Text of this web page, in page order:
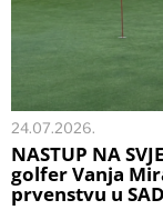
24.07.2026.
NASTUP NA
golfer Vanja
prvenstvu u SAD